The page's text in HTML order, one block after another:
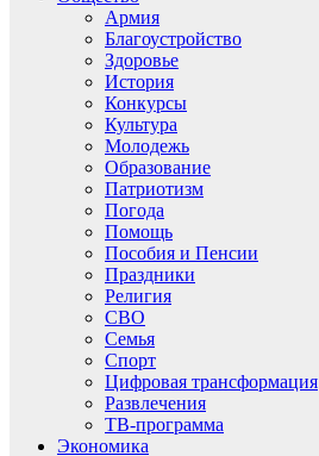
Армия
Благоустройство
Здоровье
История
Конкурсы
Культура
Молодежь
Образование
Патриотизм
Погода
Помощь
Пособия и Пенсии
Праздники
Религия
СВО
Семья
Спорт
Цифровая трансформация
Развлечения
ТВ-программа
Экономика